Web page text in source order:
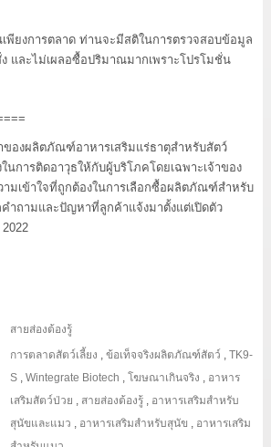
เพียงการตลาด ท่านจะมีสติในการตรวจสอบข้อมูล
และไม่เผลอซื้อปริมาณมากเพราะโปรโมชั่น
ของผลิตภัณฑ์อาหารเสริมแร่ธาตุสำหรับสัตว์
นการติดอาวุธให้กับผู้บริโภคโดยเฉพาะเจ้าของ
ามเข้าใจที่ถูกต้องในการเลือกซื้อผลิตภัณฑ์สำหรับ
คำถามและปัญหาที่ลูกค้าแจ้งมาตั้งแต่เปิดตัว
สายส่องต้องรู้
การตลาดสัตว์เลี้ยง ,ข้อเท็จจริงผลิตภัณฑ์สัตว์ ,TK9-
S ,Wintegrate Biotech ,โฆษณาเกินจริง , อาหาร
เสริมสัตว์ป่วย , สายส่องต้องรู้ , อาหารเสริมสำหรับ
สุนัขและแมว , อาหารเสริมสำหรับสุนัข , อาหารเสริม